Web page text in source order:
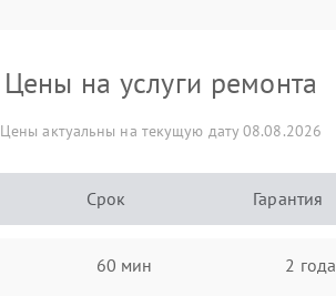
Цены на услуги ремонта
Цены актуальны на текущую дату 08.08.2026
Срок Гарантия
60 мин 2 года